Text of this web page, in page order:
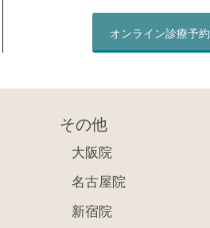
オンライン診療予約
その他
大阪院
名古屋院
新宿院